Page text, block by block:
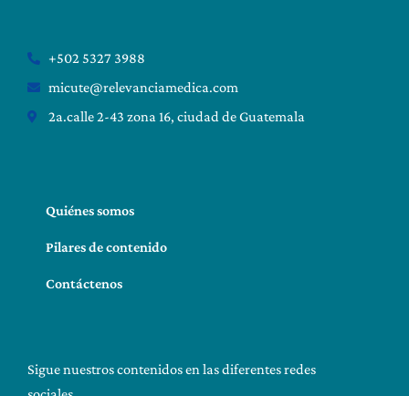
+502 5327 3988
micute@relevanciamedica.com
2a.calle 2-43 zona 16, ciudad de Guatemala
Quiénes somos
Pilares de contenido
Contáctenos
Sigue nuestros contenidos en las diferentes redes